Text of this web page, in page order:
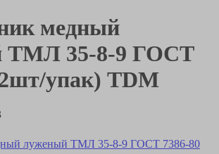
медный
ТМЛ 35-8-9 ГОСТ
упак) TDM